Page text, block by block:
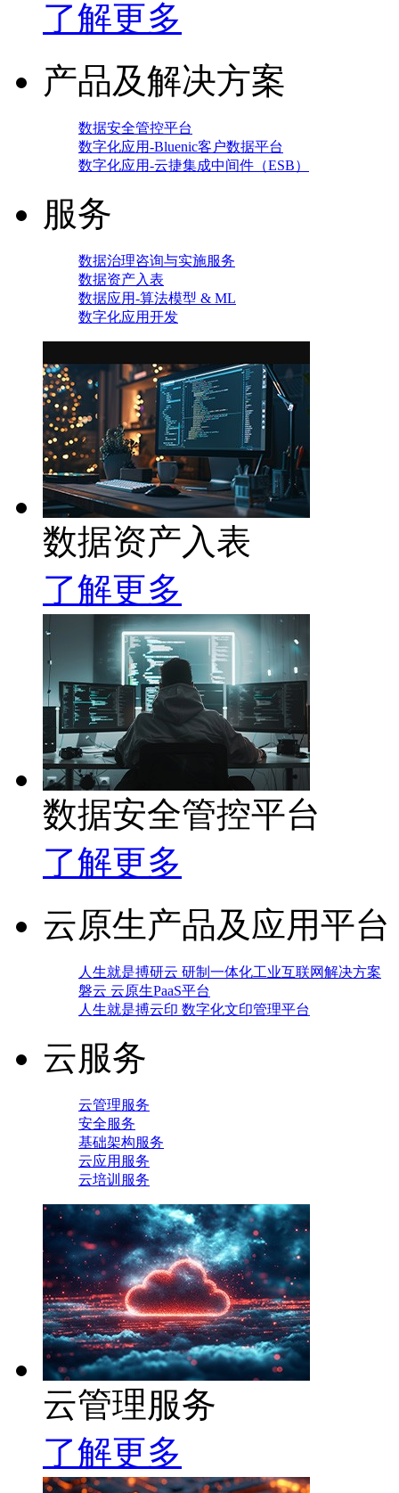
了解更多
产品及解决方案
数据安全管控平台
数字化应用-Bluenic客户数据平台
数字化应用-云捷集成中间件（ESB）
服务
数据治理咨询与实施服务
数据资产入表
数据应用-算法模型 & ML
数字化应用开发
数据资产入表
了解更多
数据安全管控平台
了解更多
云原生产品及应用平台
人生就是搏研云 研制一体化工业互联网解决方案
磐云 云原生PaaS平台
人生就是搏云印 数字化文印管理平台
云服务
云管理服务
安全服务
基础架构服务
云应用服务
云培训服务
云管理服务
了解更多